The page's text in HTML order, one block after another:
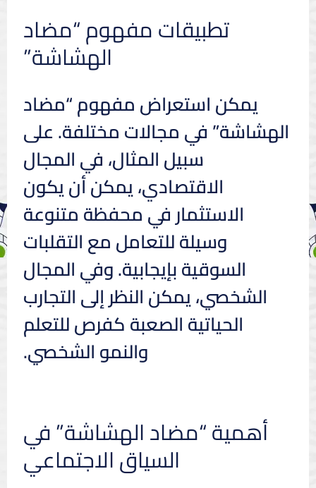
تطبيقات مفهوم “مضاد
الهشاشة”
يمكن استعراض مفهوم “مضاد
الهشاشة” في مجالات مختلفة. على
سبيل المثال، في المجال
الاقتصادي، يمكن أن يكون
الاستثمار في محفظة متنوعة
وسيلة للتعامل مع التقلبات
السوقية بإيجابية. وفي المجال
الشخصي، يمكن النظر إلى التجارب
الحياتية الصعبة كفرص للتعلم
والنمو الشخصي.
أهمية “مضاد الهشاشة” في
السياق الاجتماعي